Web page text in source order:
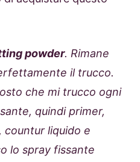
powder. Rimane
il trucco.
che mi trucco ogni
quindi primer,
liquido e
lo spray fissante